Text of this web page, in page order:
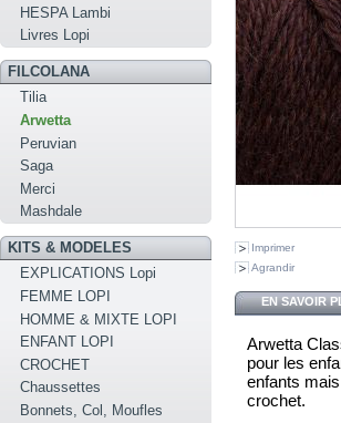
HESPA Lambi
Livres Lopi
FILCOLANA
Tilia
Arwetta
Peruvian
Saga
Merci
Mashdale
KITS & MODELES
EXPLICATIONS Lopi
FEMME LOPI
HOMME & MIXTE LOPI
ENFANT LOPI
CROCHET
Chaussettes
Bonnets, Col, Moufles
Imprimer
Agrandir
EN SAVOIR
Arwetta
pour les
enfants
crochet.